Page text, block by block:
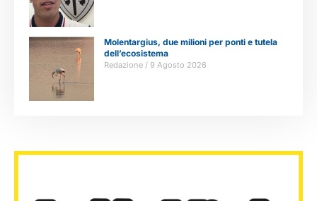
Molentargius, due milioni per ponti e tutela
dell’ecosistema
Redazione 9 Agosto 2026